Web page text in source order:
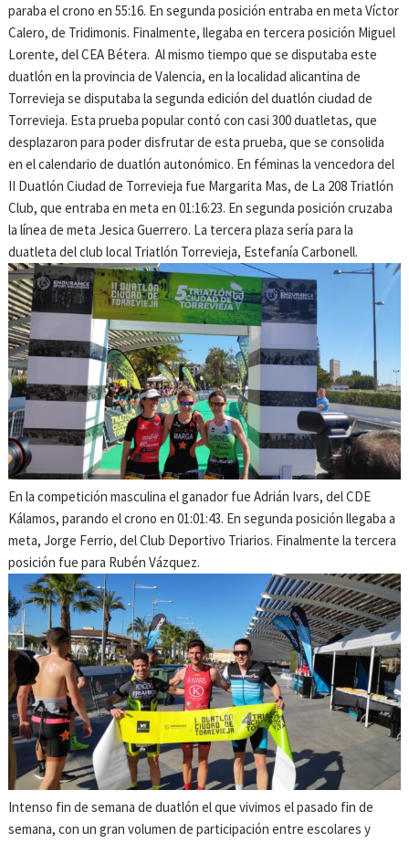
paraba el crono en 55:16. En segunda posición entraba en meta Víctor
Calero, de Tridimonis. Finalmente, llegaba en tercera posición Miguel
Lorente, del CEA Bétera. Al mismo tiempo que se disputaba este
duatlón en la provincia de Valencia, en la localidad alicantina de
Torrevieja se disputaba la segunda edición del duatlón ciudad de
Torrevieja. Esta prueba popular contó con casi 300 duatletas, que
desplazaron para poder disfrutar de esta prueba, que se consolida
en el calendario de duatlón autonómico. En féminas la vencedora del
II Duatlón Ciudad de Torrevieja fue Margarita Mas, de La 208 Triatlón
Club, que entraba en meta en 01:16:23. En segunda posición cruzaba
la línea de meta Jesica Guerrero. La tercera plaza sería para la
duatleta del club local Triatlón Torrevieja, Estefanía Carbonell.
En la competición masculina el ganador fue Adrián Ivars, del CDE
Kálamos, parando el crono en 01:01:43. En segunda posición llegaba a
meta, Jorge Ferrio, del Club Deportivo Triarios. Finalmente la tercera
posición fue para Rubén Vázquez.
Intenso fin de semana de duatlón el que vivimos el pasado fin de
semana, con un gran volumen de participación entre escolares y